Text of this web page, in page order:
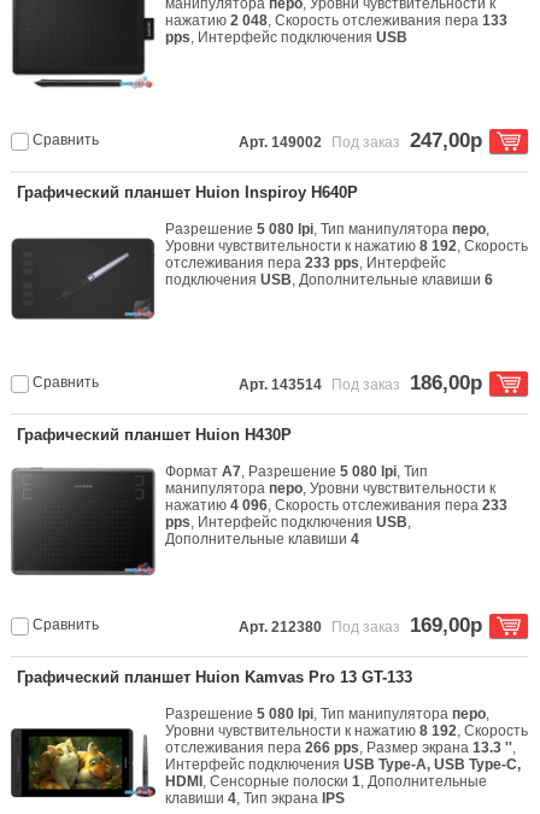
манипулятораперо, Уровни чувствительности к
нажатию2 048, Скорость отслеживания пера133
pps, Интерфейс подключенияUSB
Сравнить Арт. 149002 Под заказ 247,00р
Графический планшет Huion Inspiroy H640P
Разрешение5 080 lpi, Тип манипулятораперо,
Уровни чувствительности к нажатию8 192, Скорость
отслеживания пера233 pps, Интерфейс
подключенияUSB, Дополнительные клавиши6
Сравнить Арт. 143514 Под заказ 186,00р
Графический планшет Huion H430P
ФорматA7, Разрешение5 080 lpi, Тип
манипулятораперо, Уровни чувствительности к
нажатию4 096, Скорость отслеживания пера233
pps, Интерфейс подключенияUSB,
Дополнительные клавиши4
Сравнить Арт. 212380 Под заказ 169,00р
Графический планшет Huion Kamvas Pro 13 GT-133
Разрешение5 080 lpi, Тип манипулятораперо,
Уровни чувствительности к нажатию8 192, Скорость
отслеживания пера266 pps, Размер экрана13.3 '',
Интерфейс подключенияUSB Type-A, USB Type-C,
HDMI , Сенсорные полоски1, Дополнительные
клавиши4, Тип экрана IPS